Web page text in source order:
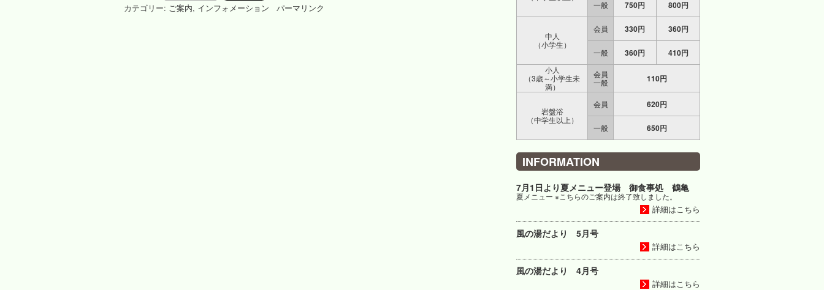
カテゴリー: ご案内, インフォメーション パーマリンク 一般 750円 800円
中人
（小学生）
会員 330円 360円
一般 360円 410円
小人
（3歳～小学生未
満）
会員
一般
110円
岩盤浴
（中学生以上）
会員 620円
一般 650円
INFORMATION
7月1日より夏メニュー登場 御食事処 鶴亀
夏メニュー ※こちらのご案内は終了致しました。
詳細はこちら
風の湯だより 5月号
詳細はこちら
風の湯だより 4月号
詳細はこちら